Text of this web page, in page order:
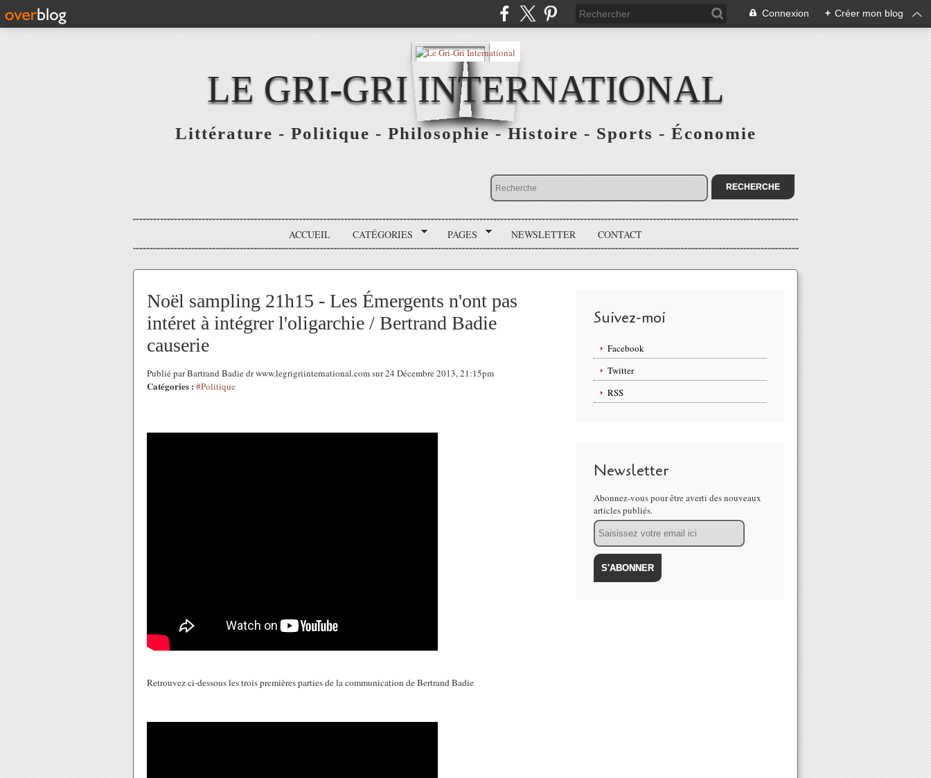
Connexion + Créer mon blog
LE GRI-GRI INTERNATIONAL
Littérature - Politique - Philosophie - Histoire - Sports - Économie
ACCUEIL CATÉGORIES PAGES NEWSLETTER CONTACT
Noël sampling 21h15 - Les Émergents n'ont pas
intéret à intégrer l'oligarchie / Bertrand Badie
causerie
Publié par Bartrand Badie dr www.legrigriinternational.com sur 24 Décembre 2013, 21:15pm
Catégories : #Politique
Retrouvez ci-dessous les trois premières parties de la communication de Bertrand Badie
Suivez-moi
Facebook
Twitter
RSS
Newsletter
Abonnez-vous pour être averti des nouveaux
articles publiés.
Email